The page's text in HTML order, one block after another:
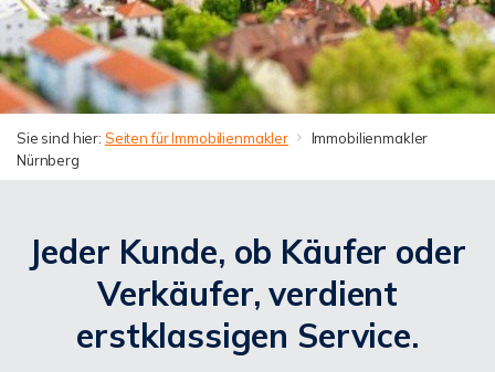
Sie sind hier: Seiten für Immobilienmakler
Immobilienmakler
Nürnberg
Jeder Kunde, ob Käufer oder
Verkäufer, verdient
erstklassigen Service.